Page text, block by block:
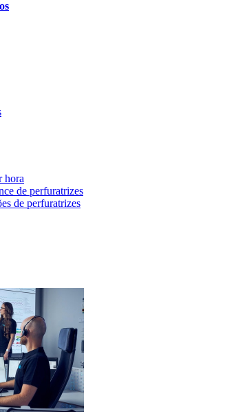
hora
de perfuratrizes
de perfuratrizes